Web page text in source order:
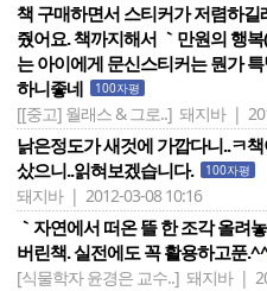
책 구매하면서 스티커가 저렴하
줬어요. 책까지해서 ｀만원의 행
는 아이에게 문신스티커는 뭔가
하니좋네
100자평
[[중고] 월래스 & 그로..] 돼지바 |
낡은정도가 새것에 가깝다니..ㅋ
샀으니..읽혀보겠습니다.
100자평
돼지바 | 2012-03-08 10:16
｀자연에서 떠온 뜰 한 조각 올려
버린책. 실전에도 꼭 활용하고푼
[식물학자 윤경은 교수..] 돼지바 |